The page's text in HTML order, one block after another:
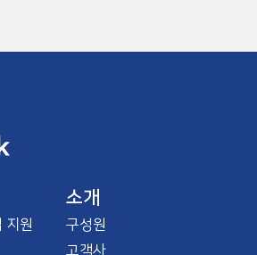
지원
소개
구성원
고객사